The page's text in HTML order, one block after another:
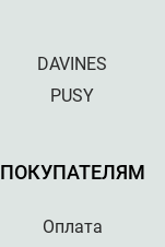
DAVINES
PUSY
ПОКУПАТЕЛЯМ
Оплата